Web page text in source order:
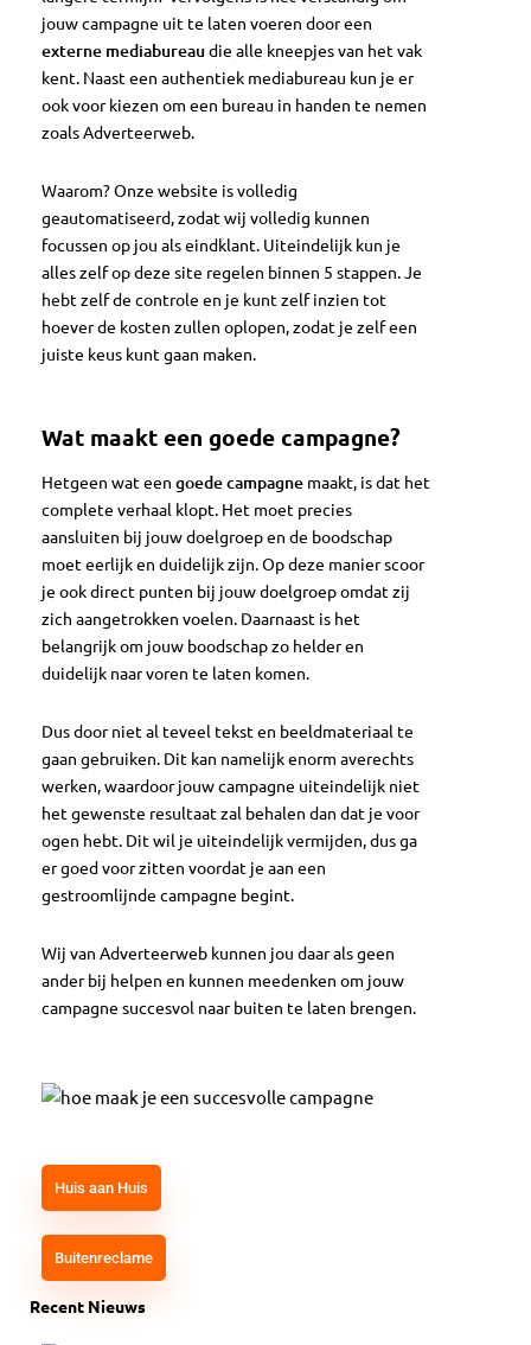
jouw campagne uit te laten voeren door een
externe mediabureau die alle kneepjes van het vak
kent. Naast een authentiek mediabureau kun je er
ook voor kiezen om een bureau in handen te nemen
zoals Adverteerweb.
Waarom? Onze website is volledig
geautomatiseerd, zodat wij volledig kunnen
focussen op jou als eindklant. Uiteindelijk kun je
alles zelf op deze site regelen binnen 5 stappen. Je
hebt zelf de controle en je kunt zelf inzien tot
hoever de kosten zullen oplopen, zodat je zelf een
juiste keus kunt gaan maken.
Wat maakt een goede campagne?
Hetgeen wat een goede campagne maakt, is dat het
complete verhaal klopt. Het moet precies
aansluiten bij jouw doelgroep en de boodschap
moet eerlijk en duidelijk zijn. Op deze manier scoor
je ook direct punten bij jouw doelgroep omdat zij
zich aangetrokken voelen. Daarnaast is het
belangrijk om jouw boodschap zo helder en
duidelijk naar voren te laten komen.
Dus door niet al teveel tekst en beeldmateriaal te
gaan gebruiken. Dit kan namelijk enorm averechts
werken, waardoor jouw campagne uiteindelijk niet
het gewenste resultaat zal behalen dan dat je voor
ogen hebt. Dit wil je uiteindelijk vermijden, dus ga
er goed voor zitten voordat je aan een
gestroomlijnde campagne begint.
Wij van Adverteerweb kunnen jou daar als geen
ander bij helpen en kunnen meedenken om jouw
campagne succesvol naar buiten te laten brengen.
Huis aan Huis
Buitenreclame
Recent Nieuws